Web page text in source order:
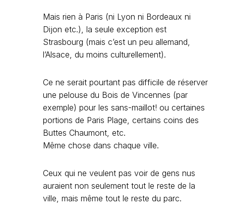
Mais rien à Paris (ni Lyon ni Bordeaux ni
Dijon etc.), la seule exception est
Strasbourg (mais c’est un peu allemand,
l’Alsace, du moins culturellement).
Ce ne serait pourtant pas difficile de réserver
une pelouse du Bois de Vincennes (par
exemple) pour les sans-maillot! ou certaines
portions de Paris Plage, certains coins des
Buttes Chaumont, etc.
Même chose dans chaque ville.
Ceux qui ne veulent pas voir de gens nus
auraient non seulement tout le reste de la
ville, mais même tout le reste du parc.